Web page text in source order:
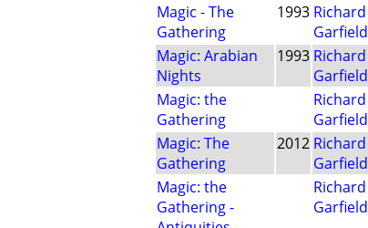
Magic - The
Gathering
1993 Richard
Garfield
Magic: Arabian
Nights
1993 Richard
Garfield
Magic: the
Gathering
Richard
Garfield
Magic: The
Gathering
2012 Richard
Garfield
Magic: the
Gathering -
Richard
Garfield